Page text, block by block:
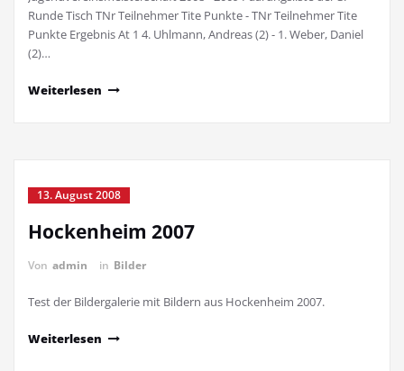
Runde Tisch TNr Teilnehmer Tite Punkte - TNr Teilnehmer Tite
Punkte Ergebnis At 1 4. Uhlmann, Andreas (2) - 1. Weber, Daniel
(2)…
Weiterlesen
13. August 2008
Hockenheim 2007
Von admin in Bilder
Test der Bildergalerie mit Bildern aus Hockenheim 2007.
Weiterlesen